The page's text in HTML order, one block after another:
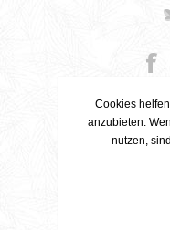
Cookies
anzubieten.
nutzen,